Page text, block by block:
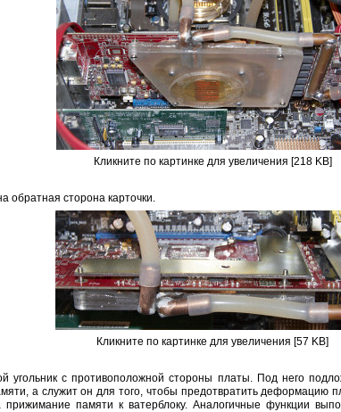
Кликните по картинке для увеличения [218 KB]
обратная сторона карточки.
Кликните по картинке для увеличения [57 KB]
угольник с противоположной стороны платы. Под него
а служит он для того, чтобы предотвратить деформацию
памяти к ватерблоку. Аналогичные функции